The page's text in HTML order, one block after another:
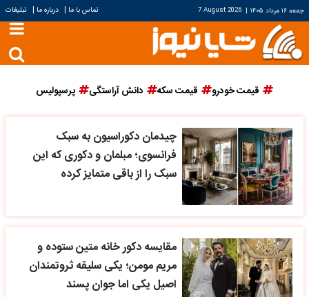
جمعه ۱۶ مرداد ۱۴۰۵ |
7 August 2026 تماس با ما | درباره ما | تبلیغات
قیمت خودرو قیمت سکه دانش آراستگی پرسپولیس
چیدمان دکوراسیون به سبک
فرانسوی؛ مبلمان و دکوری که این
سبک را از باقی متمایز کرده
مقایسه دکور خانه متین ستوده و
مریم مومن؛ یکی سلیقه ثروتمندان
اصیل یکی اما جوان پسند